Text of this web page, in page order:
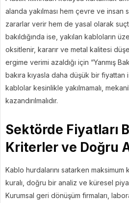
alanda yakılması hem çevre ve insan
zararlar verir hem de yasal olarak
bakıldığında ise, yakılan kabloların
oksitlenir, kararır ve metal kalitesi
ergime verimi azaldığı için “Yanmış
bakıra kıyasla daha düşük bir
kablolar kesinlikle yakılmamalı,
kazandırılmalıdır.
Sektörde Fiyatları
Kriterler ve Doğru
Kablo hurdalarını satarken
kuralı, doğru bir analiz ve küresel
Kurumsal geri dönüşüm firmaları,